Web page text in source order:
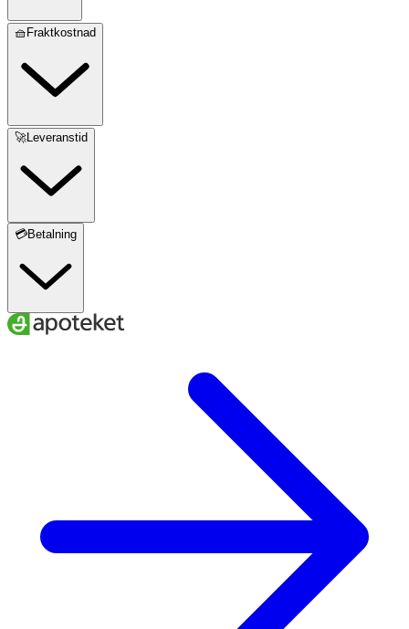
🧺Fraktkostnad
🚀Leveranstid
💳Betalning